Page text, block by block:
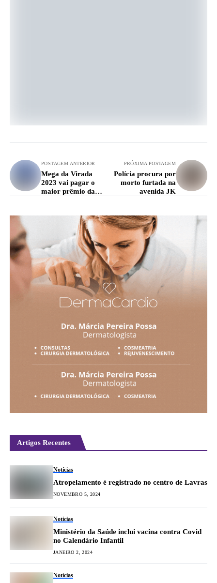
POSTAGEM ANTERIOR
Mega da Virada
2023 vai pagar o
maior prêmio da
PRÓXIMA POSTAGEM
Polícia procura por
morto furtada na
avenida JK
Artigos Recentes
Notícias
Atropelamento é registrado no centro de Lavras
NOVEMBRO 5, 2024
Notícias
Ministério da Saúde inclui vacina contra Covid
no Calendário Infantil
JANEIRO 2, 2024
Notícias